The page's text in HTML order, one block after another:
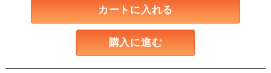
カートに入れる
購入に進む